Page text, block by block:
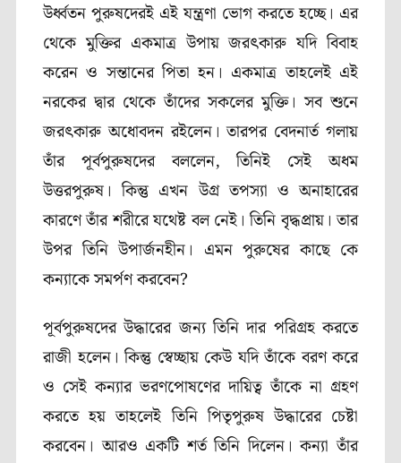
উর্ধ্বতন পুরুষদেরই এই যন্ত্রণা ভোগ করতে হচ্ছে। এর
থেকে মুক্তির একমাত্র উপায় জরৎকারু যদি বিবাহ
করেন ও সন্তানের পিতা হন। একমাত্র তাহলেই এই
নরকের দ্বার থেকে তাঁদের সকলের মুক্তি। সব শুনে
জরৎকারু অধোবদন রইলেন। তারপর বেদনার্ত গলায়
তাঁর পূর্বপুরুষদের বললেন, তিনিই সেই অধম
উত্তরপুরুষ। কিন্তু এখন উগ্র তপস্যা ও অনাহারের
কারণে তাঁর শরীরে যথেষ্ট বল নেই। তিনি বৃদ্ধপ্রায়। তার
উপর তিনি উপার্জনহীন। এমন পুরুষের কাছে কে
কন্যাকে সমর্পণ করবেন?
পূর্বপুরুষদের উদ্ধারের জন্য তিনি দার পরিগ্রহ করতে
রাজী হলেন। কিন্তু স্বেচ্ছায় কেউ যদি তাঁকে বরণ করে
ও সেই কন্যার ভরণপোষণের দায়িত্ব তাঁকে না গ্রহণ
করতে হয় তাহলেই তিনি পিতৃপুরুষ উদ্ধারের চেষ্টা
করবেন। আরও একটি শর্ত তিনি দিলেন। কন্যা তাঁর